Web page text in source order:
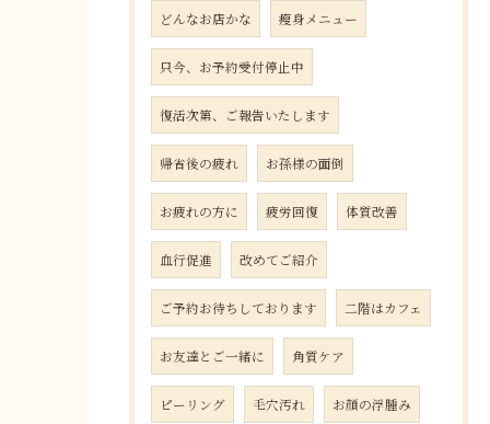
どんなお店かな 瘦身メニュー
只今、お予約受付停止中
復活次第、ご報告いたします
帰省後の疲れ お孫様の面倒
お疲れの方に 疲労回復 体質改善
血行促進 改めてご紹介
ご予約お待ちしております 二階はカフェ
お友達とご一緒に 角質ケア
ピーリング 毛穴汚れ お顔の浮腫み